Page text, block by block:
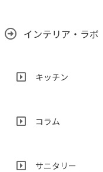
インテリア・ラボ
キッチン
コラム
サニタリー